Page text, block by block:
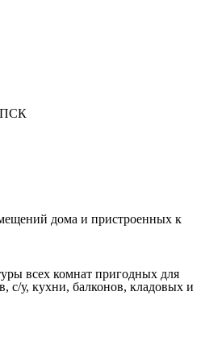
дома и пристроенных к
всех комнат пригодных для
с/у, кухни, балконов, кладовых и